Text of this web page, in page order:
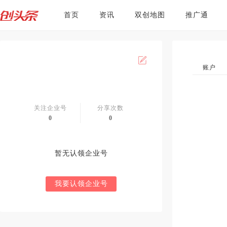
首页 资讯 双创地图 推广通
关注企业号
0
分享次数
0
暂无认领企业号
我要认领企业号
账户